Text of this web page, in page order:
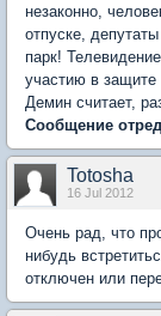
незаконно,
отпуске,
парк!
участию в защите
Демин считает,
Сообщение
Totosha
16 Jul 2012
Очень рад, что
нибудь
отключен или